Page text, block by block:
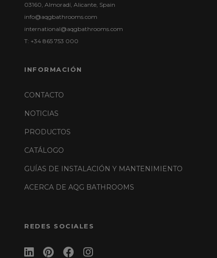
03160, Almoradí, Alicante, Spain
info@aqgbathrooms.com
international@aqgbathrooms.com
T: +34 865 753 000
INFORMACIÓN
CONTACTO
NOTICIAS
PRODUCTOS
CATÁLOGO
GUÍAS DE INSTALACIÓN Y MANTENIMIENTO
ACERCA DE AQG BATHROOMS
REDES SOCIALES